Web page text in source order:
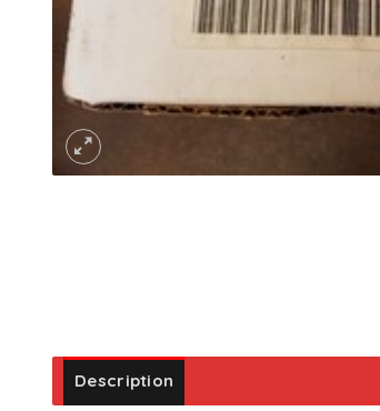
Description